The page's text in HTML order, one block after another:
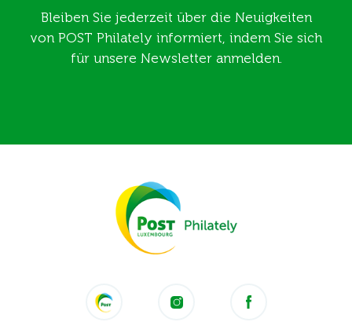
Bleiben Sie jederzeit über die Neuigkeiten
von POST Philately informiert, indem Sie sich
für unsere Newsletter anmelden.